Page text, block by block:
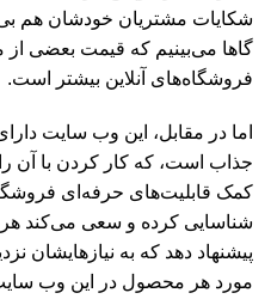
شکایات مشتریان خودشان هم
گاها می‌بینیم که قیمت بعضی از
فروشگاه‌های آنلاین بیشتر است.
اما در مقابل، این وب سایت
جذاب است، که کار کردن با آن
کمک قابلیت‌های حرفه‌ای
شناسایی کرده و سعی می‌کند
پیشنهاد دهد که به نیازهایشان
مورد هر محصول در این وب